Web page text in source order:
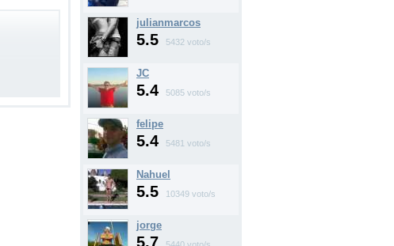
julianmarcos
5.5 5432 voto/s
JC
5.4 5085 voto/s
felipe
5.4 5481 voto/s
Nahuel
5.5 10349 voto/s
jorge
5.7